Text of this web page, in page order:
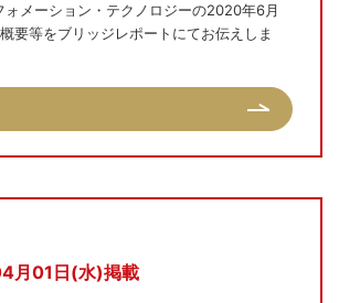
ォメーション・テクノロジーの2020年6月
要等をブリッジレポートにてお伝えしま
月01日(水)掲載